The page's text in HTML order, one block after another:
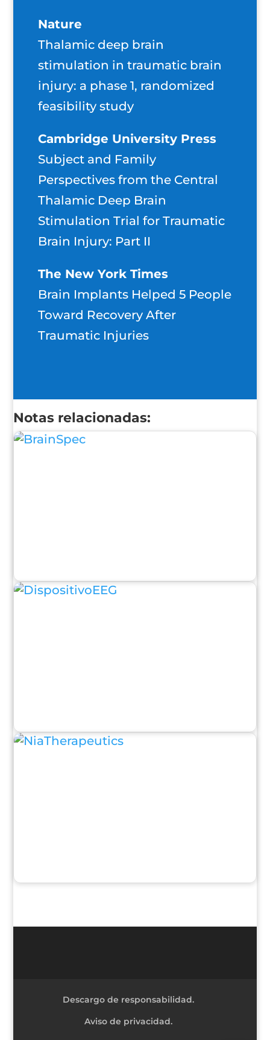
Nature
Thalamic deep brain
stimulation in traumatic brain
injury: a phase 1, randomized
feasibility study
Cambridge University Press
Subject and Family
Perspectives from the Central
Thalamic Deep Brain
Stimulation Trial for Traumatic
Brain Injury: Part II
The New York Times
Brain Implants Helped 5 People
Toward Recovery After
Traumatic Injuries
Notas relacionadas:
Descargo de responsabilidad.
Aviso de privacidad.